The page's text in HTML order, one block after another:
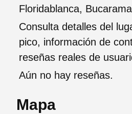
Floridablanca,
Consulta detalles del
pico, información de
reseñas reales de
Aún no hay reseñas.
Mapa